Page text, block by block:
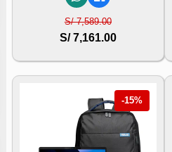
S/ 7,589.00
S/ 7,161.00
-15%